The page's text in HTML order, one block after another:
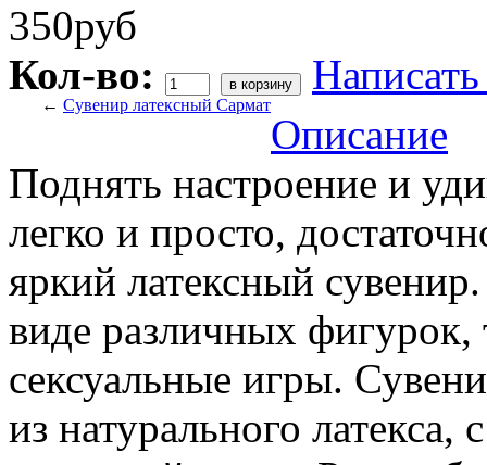
350руб
Кол-во:
← Сувенир латексный Сармат
Описание
Поднять настроение и
легко и просто,
яркий латексный
виде различных фигурок,
сексуальные игры.
из натурального